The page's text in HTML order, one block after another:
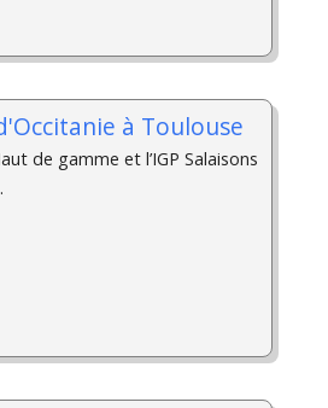
à Toulouse
de gamme et l’IGP Salaisons